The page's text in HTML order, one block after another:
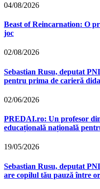
04/08/2026
Beast of Reincarnation: O
joc
02/08/2026
Sebastian Rusu, deputat
pentru prima de carieră
02/06/2026
PREDAI.ro: Un profesor
educațională națională
19/05/2026
Sebastian Rusu, deputat
are copilul tău pauză între